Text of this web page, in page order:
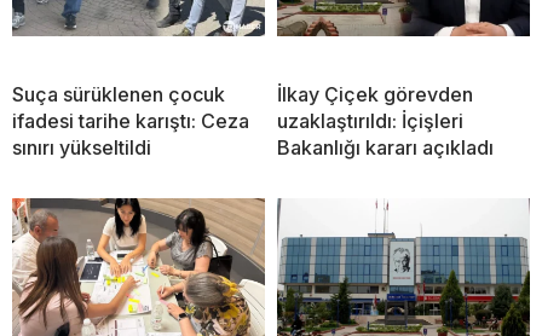
Suça sürüklenen çocuk
ifadesi tarihe karıştı: Ceza
sınırı yükseltildi
İlkay Çiçek görevden
uzaklaştırıldı: İçişleri
Bakanlığı kararı açıkladı